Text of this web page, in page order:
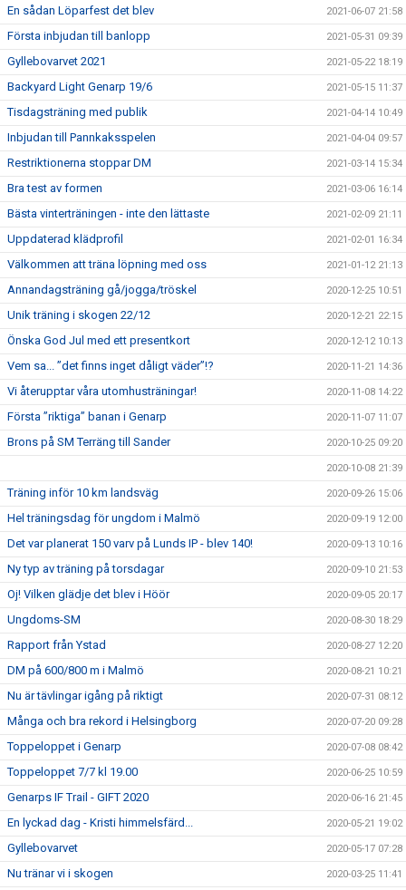
En sådan Löparfest det blev 2021-06-07 21:58
Första inbjudan till banlopp 2021-05-31 09:39
Gyllebovarvet 2021 2021-05-22 18:19
Backyard Light Genarp 19/6 2021-05-15 11:37
Tisdagsträning med publik 2021-04-14 10:49
Inbjudan till Pannkaksspelen 2021-04-04 09:57
Restriktionerna stoppar DM 2021-03-14 15:34
Bra test av formen 2021-03-06 16:14
Bästa vinterträningen - inte den lättaste 2021-02-09 21:11
Uppdaterad klädprofil 2021-02-01 16:34
Välkommen att träna löpning med oss 2021-01-12 21:13
Annandagsträning gå/jogga/tröskel 2020-12-25 10:51
Unik träning i skogen 22/12 2020-12-21 22:15
Önska God Jul med ett presentkort 2020-12-12 10:13
Vem sa... ”det finns inget dåligt väder”!? 2020-11-21 14:36
Vi återupptar våra utomhusträningar! 2020-11-08 14:22
Första ”riktiga” banan i Genarp 2020-11-07 11:07
Brons på SM Terräng till Sander 2020-10-25 09:20
2020-10-08 21:39
Träning inför 10 km landsväg 2020-09-26 15:06
Hel träningsdag för ungdom i Malmö 2020-09-19 12:00
Det var planerat 150 varv på Lunds IP - blev 140! 2020-09-13 10:16
Ny typ av träning på torsdagar 2020-09-10 21:53
Oj! Vilken glädje det blev i Höör 2020-09-05 20:17
Ungdoms-SM 2020-08-30 18:29
Rapport från Ystad 2020-08-27 12:20
DM på 600/800 m i Malmö 2020-08-21 10:21
Nu är tävlingar igång på riktigt 2020-07-31 08:12
Många och bra rekord i Helsingborg 2020-07-20 09:28
Toppeloppet i Genarp 2020-07-08 08:42
Toppeloppet 7/7 kl 19.00 2020-06-25 10:59
Genarps IF Trail - GIFT 2020 2020-06-16 21:45
En lyckad dag - Kristi himmelsfärd... 2020-05-21 19:02
Gyllebovarvet 2020-05-17 07:28
Nu tränar vi i skogen 2020-03-25 11:41